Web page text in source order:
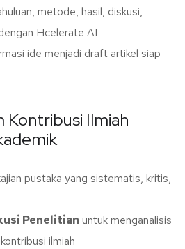
metode, hasil, diskusi,
Hcelerate AI
ide menjadi draft artikel siap
Ilmiah
pustaka yang sistematis, kritis,
Penelitian untuk menganalisis
ilmiah